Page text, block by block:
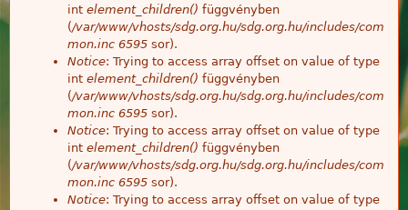
int element_children() függvényben
(/var/www/vhosts/sdg.org.hu/sdg.org.hu/includes/com
mon.inc 6595 sor).
Notice: Trying to access array offset on value of type
int element_children() függvényben
(/var/www/vhosts/sdg.org.hu/sdg.org.hu/includes/com
mon.inc 6595 sor).
Notice: Trying to access array offset on value of type
int element_children() függvényben
(/var/www/vhosts/sdg.org.hu/sdg.org.hu/includes/com
mon.inc 6595 sor).
Notice: Trying to access array offset on value of type